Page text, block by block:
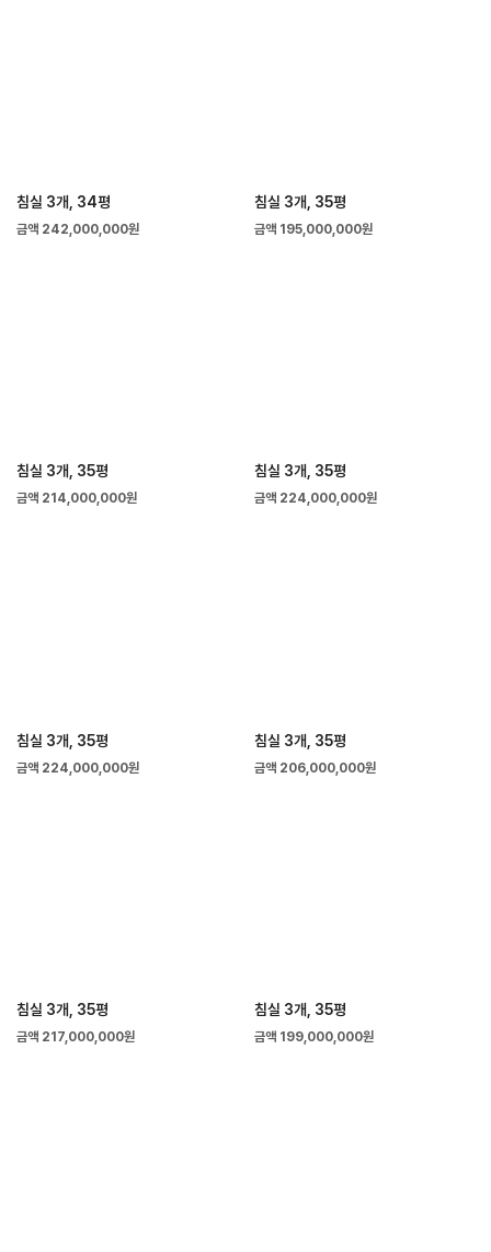
침실 3개, 34평
금액 242,000,000원
침실 3개, 35평
금액 195,000,000원
침실 3개, 35평
금액 214,000,000원
침실 3개, 35평
금액 224,000,000원
침실 3개, 35평
금액 224,000,000원
침실 3개, 35평
금액 206,000,000원
침실 3개, 35평
금액 217,000,000원
침실 3개, 35평
금액 199,000,000원